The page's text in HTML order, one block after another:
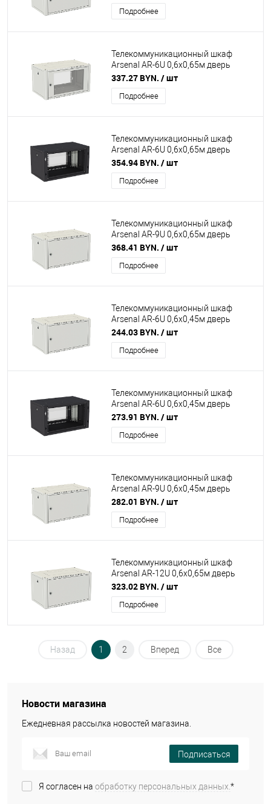
Подробнее
Телекоммуникационный шкаф
Arsenal AR-6U 0,6х0,65м дверь
стекло (серый)
337.27 BYN. / шт
Подробнее
Телекоммуникационный шкаф
Arsenal AR-6U 0,6х0,65м дверь
стекло (чёрный)
354.94 BYN. / шт
Подробнее
Телекоммуникационный шкаф
Arsenal AR-9U 0,6х0,65м дверь
металл (серый)
368.41 BYN. / шт
Подробнее
Телекоммуникационный шкаф
Arsenal AR-6U 0,6х0,45м дверь
металл (серый)
244.03 BYN. / шт
Подробнее
Телекоммуникационный шкаф
Arsenal AR-6U 0,6х0,45м дверь
стекло (чёрный)
273.91 BYN. / шт
Подробнее
Телекоммуникационный шкаф
Arsenal AR-9U 0,6х0,45м дверь
металл (серый)
282.01 BYN. / шт
Подробнее
Телекоммуникационный шкаф
Arsenal AR-12U 0,6х0,65м дверь
металл (серый)
323.02 BYN. / шт
Подробнее
Назад 1 2 Вперед Все
Новости магазина
Ежедневная рассылка новостей магазина.
Подписаться
Я согласен на обработку персональных данных.*